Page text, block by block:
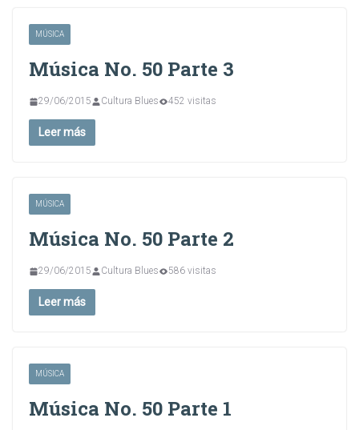
MÚSICA
Música No. 50 Parte 3
29/06/2015 Cultura Blues 452 visitas
Leer más
MÚSICA
Música No. 50 Parte 2
29/06/2015 Cultura Blues 586 visitas
Leer más
MÚSICA
Música No. 50 Parte 1